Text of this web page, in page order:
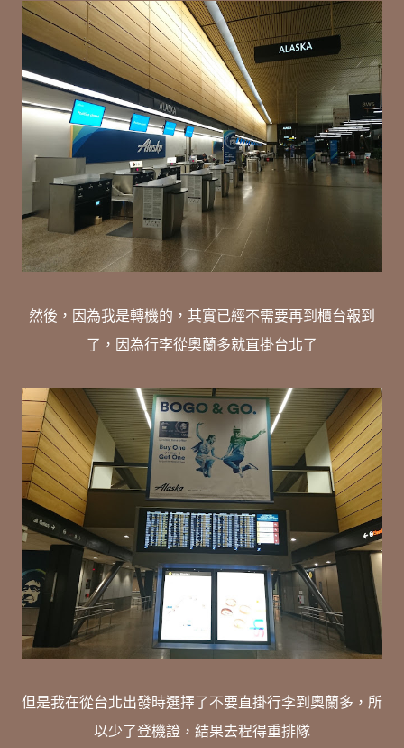
然後，因為我是轉機的，其實已經不需要再到櫃台報到
了，因為行李從奧蘭多就直掛台北了
但是我在從台北出發時選擇了不要直掛行李到奧蘭多，所
以少了登機證，結果去程得重排隊